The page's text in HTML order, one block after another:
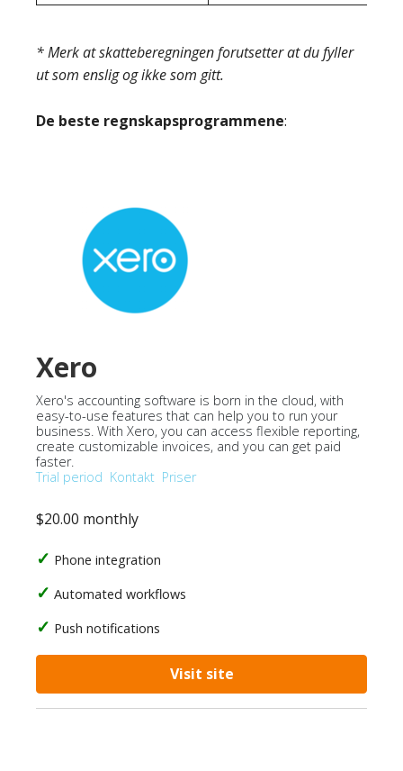
* Merk at skatteberegningen forutsetter at du fyller
ut som enslig og ikke som gitt.
De beste regnskapsprogrammene:
Xero
Xero's accounting software is born in the cloud, with
easy-to-use features that can help you to run your
business. With Xero, you can access flexible reporting,
create customizable invoices, and you can get paid
faster.
Trial period Kontakt Priser
$20.00 monthly
Phone integration
Automated workflows
Push notifications
Visit site